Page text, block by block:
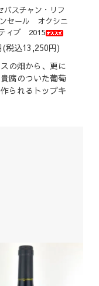
スチャン・リフ
セール オクシニ
ィブ 2015
税込13,250円)
の畑から、更に
腐のついた葡萄
られるトップキ